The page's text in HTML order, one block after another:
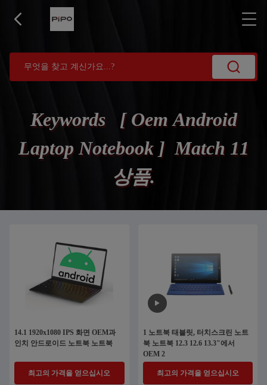
Keywords [ Oem Android
Laptop Notebook ] Match 11
상품.
14.1 1920x1080 IPS 화면 OEM과
인치 안드로이드 노트북 노트북
최고의 가격을 얻으십시오
1 노트북 태블릿, 터치스크린 노트
북 노트북 12.3 12.6 13.3"에서
OEM 2
최고의 가격을 얻으십시오